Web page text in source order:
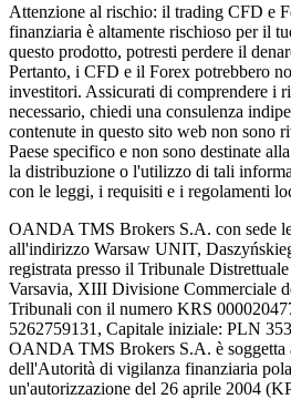
Attenzione al rischio: il trading CFD e
finanziaria è altamente rischioso per il
questo prodotto, potresti perdere il
Pertanto, i CFD e il Forex potrebbero
investitori. Assicurati di comprendere i
necessario, chiedi una consulenza
contenute in questo sito web non sono
Paese specifico e non sono destinate
la distribuzione o l'utilizzo di tali
con le leggi, i requisiti e i regolamenti
OANDA TMS Brokers S.A. con sede
all'indirizzo Warsaw UNIT,
registrata presso il Tribunale
Varsavia, XIII Divisione Commerciale
Tribunali con il numero KRS
5262759131, Capitale iniziale: PLN
OANDA TMS Brokers S.A. è soggetta
dell'Autorità di vigilanza finanziaria
un'autorizzazione del 26 aprile 2004